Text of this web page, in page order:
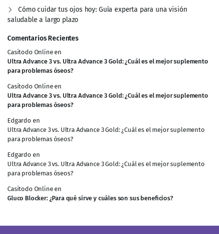
Cómo cuidar tus ojos hoy: Guía experta para una visión
saludable a largo plazo
Comentarios Recientes
Casitodo Onlineen
Ultra Advance 3 vs. Ultra Advance 3 Gold: ¿Cuál es el mejor suplemento
para problemas óseos?
Casitodo Onlineen
Ultra Advance 3 vs. Ultra Advance 3 Gold: ¿Cuál es el mejor suplemento
para problemas óseos?
Edgardo en
Ultra Advance 3 vs. Ultra Advance 3 Gold: ¿Cuál es el mejor suplemento
para problemas óseos?
Edgardo en
Ultra Advance 3 vs. Ultra Advance 3 Gold: ¿Cuál es el mejor suplemento
para problemas óseos?
Casitodo Onlineen
Gluco Blocker: ¿Para qué sirve y cuáles son sus beneficios?